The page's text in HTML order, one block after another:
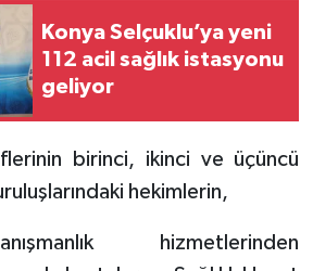
Konya Selçuklu’ya yeni
112 acil sağlık istasyonu
geliyor
birinci, ikinci ve üçüncü
hekimlerin,
hizmetlerinden